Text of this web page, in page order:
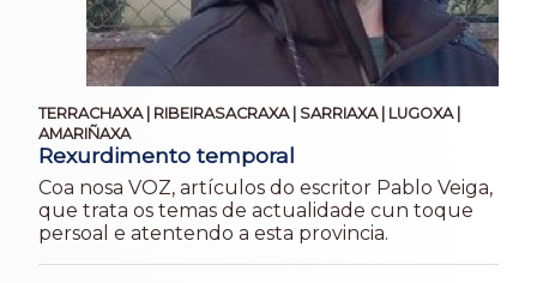
TERRACHAXA | RIBEIRASACRAXA | SARRIAXA | LUGOXA |
AMARIÑAXA
Rexurdimento temporal
Coa nosa VOZ, artículos do escritor Pablo Veiga,
que trata os temas de actualidade cun toque
persoal e atentendo a esta provincia.